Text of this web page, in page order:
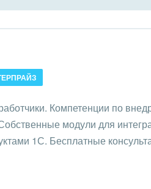
организации,
Компетенции по
модули для
1С. Бесплатные